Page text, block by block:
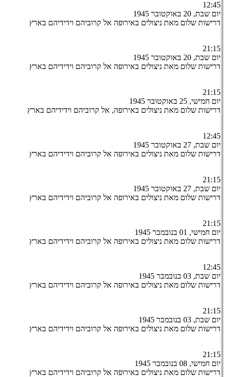
12:45
יום שבת, 20 באוקטובר 1945
דרישות שלום מאת ניצולים באירופה אל קרוביהם וידידיהם בארץ
21:15
יום שבת, 20 באוקטובר 1945
דרישות שלום מאת ניצולים באירופה אל קרוביהם וידידיהם בארץ
21:15
יום חמישי, 25 באוקטובר 1945
דרישות שלום מאת ניצולים באירופה, אל קרוביהם וידידיהם בארץ
12:45
יום שבת, 27 באוקטובר 1945
דרישות שלום מאת ניצולים באירופה אל קרוביהם וידידיהם בארץ
21:15
יום שבת, 27 באוקטובר 1945
דרישות שלום מאת ניצולים באירופה אל קרוביהם וידידיהם בארץ
21:15
יום חמישי, 01 בנובמבר 1945
דרישות שלום מאת ניצולים באירופה אל קרוביהם וידידיהם בארץ
12:45
יום שבת, 03 בנובמבר 1945
דרישות שלום מאת ניצולים באירופה אל קרוביהם וידידיהם בארץ
21:15
יום שבת, 03 בנובמבר 1945
דרישות שלום מאת ניצולים באירופה אל קרוביהם וידידיהם בארץ
21:15
יום חמישי, 08 בנובמבר 1945
דרישות שלום מאת ניצולים באירופה אל קרוביהם וידידיהם בארץ